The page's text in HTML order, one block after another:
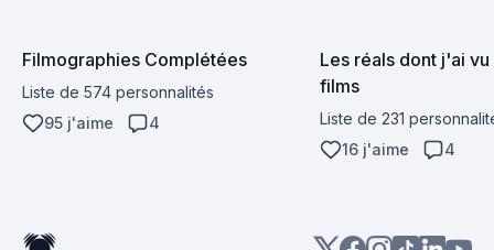
Filmographies Complétées
Liste de 574 personnalités
95 j'aime
4
Les réals dont j'ai
films
Liste de 231
16 j'aime
4